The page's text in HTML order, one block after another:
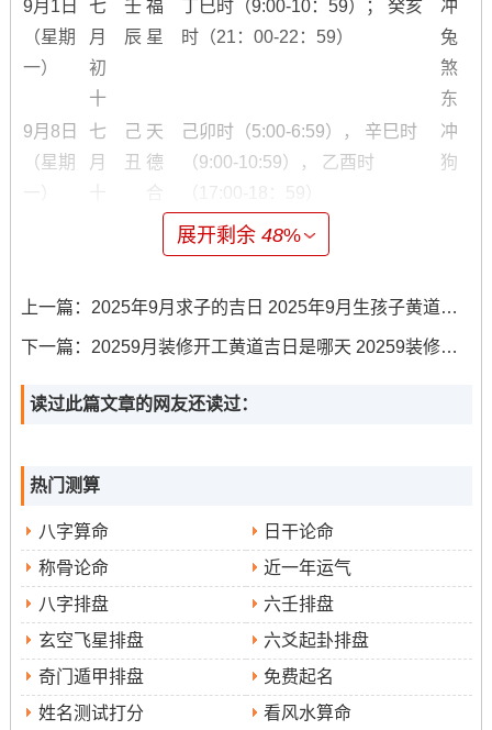
9月1日
（星期
一）
七
月
初
十
壬
辰
福
星
丁巳时（9:00-10：59）； 癸亥
时（21：00-22：59）
冲
兔
煞
东
9月8日
（星期
七
月
己
丑
天
德
己卯时（5:00-6:59）， 辛巳时
（9:00-10:59）， 乙酉时
（17:00-18：59）
冲
狗
期三）
廿
六
玉
吉
日
丁卯时（5:00-6:59） - 庚午时
（13：00-14:59）
9月29
日（星
月
八
寅 赦
（7：00-8：59）， 乙未时
重点吉日推荐
在众多日子中有几个日子尤位不相同！9月8日（农历七
月十七.己丑日）、此日位“天德合吉”之日。
五行属土 -福寿延年寓意极佳，是本月非常理想的选择！
月17日（农历七月廿六。丙申日）- 就是“玉堂吉日”。
展开剩余48%
上一篇： 2025年9月求子的吉日 2025年9月生孩子黄道吉日专用日历
下一篇： 20259月装修开工黄道吉日是哪天 20259装修开工黄道吉日
读过此篇文章的网友还读过：
热门测算
八字算命
日干论命
称骨论命
近一年运气
八字排盘
六壬排盘
玄空飞星排盘
六爻起卦排盘
奇门遁甲排盘
免费起名
姓名测试打分
看风水算命